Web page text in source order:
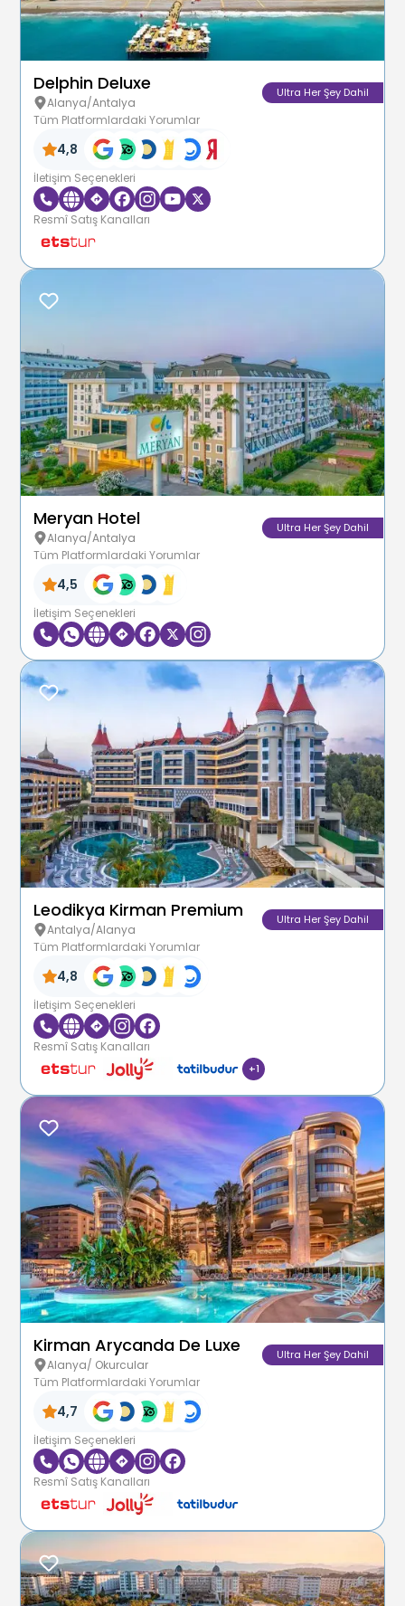
Delphin Deluxe
Alanya/Antalya
Ultra Her Şey Dahil
Tüm Platformlardaki Yorumlar
4,8
İletişim Seçenekleri
Resmî Satış Kanalları
Meryan Hotel
Alanya/Antalya
Ultra Her Şey Dahil
Tüm Platformlardaki Yorumlar
4,5
İletişim Seçenekleri
Leodikya Kirman Premium
Antalya/Alanya
Ultra Her Şey Dahil
Tüm Platformlardaki Yorumlar
4,8
İletişim Seçenekleri
Resmî Satış Kanalları
+1
Kirman Arycanda De Luxe
Alanya/ Okurcular
Ultra Her Şey Dahil
Tüm Platformlardaki Yorumlar
4,7
İletişim Seçenekleri
Resmî Satış Kanalları